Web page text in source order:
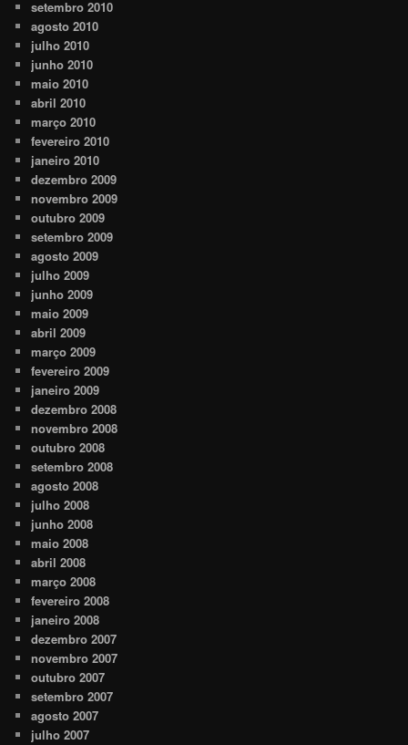
setembro 2010
agosto 2010
julho 2010
junho 2010
maio 2010
abril 2010
março 2010
fevereiro 2010
janeiro 2010
dezembro 2009
novembro 2009
outubro 2009
setembro 2009
agosto 2009
julho 2009
junho 2009
maio 2009
abril 2009
março 2009
fevereiro 2009
janeiro 2009
dezembro 2008
novembro 2008
outubro 2008
setembro 2008
agosto 2008
julho 2008
junho 2008
maio 2008
abril 2008
março 2008
fevereiro 2008
janeiro 2008
dezembro 2007
novembro 2007
outubro 2007
setembro 2007
agosto 2007
julho 2007